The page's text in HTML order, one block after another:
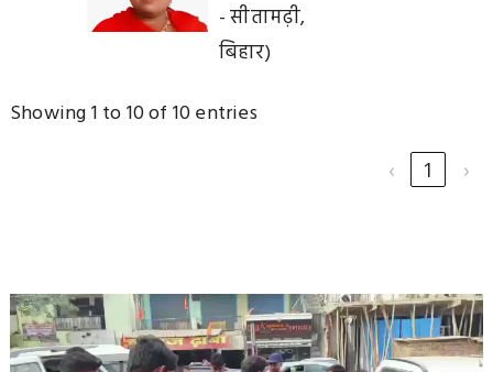
- सीतामढ़ी,
बिहार)
Showing 1 to 10 of 10 entries
‹ 1 ›
Video
Player